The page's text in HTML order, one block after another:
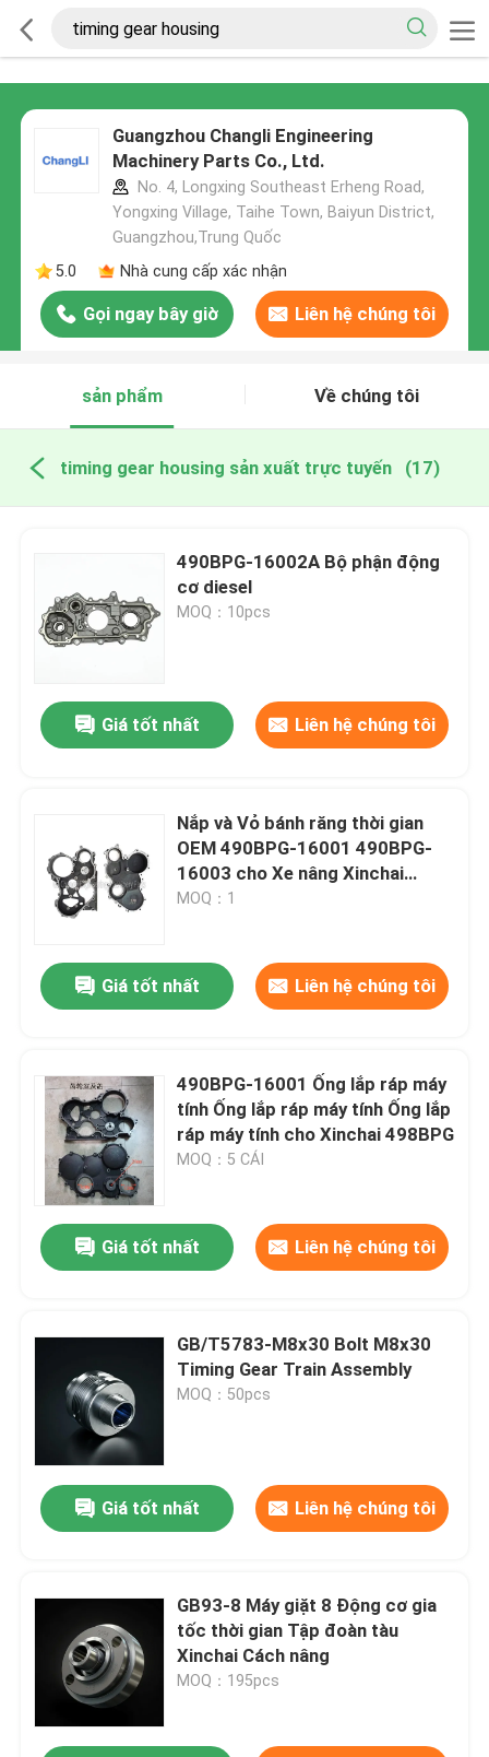
Guangzhou Changli Engineering
Machinery Parts Co., Ltd.
No. 4, Longxing Southeast Erheng Road,
Yongxing Village, Taihe Town, Baiyun District,
Guangzhou,Trung Quốc
5.0
Nhà cung cấp xác nhận
Gọi ngay bây giờ Liên hệ chúng tôi
sản phẩm Về chúng tôi
timing gear housing sản xuất trực tuyến (17)
490BPG-16002A Bộ phận động
cơ diesel
MOQ：10pcs
Giá tốt nhất Liên hệ chúng tôi
Nắp và Vỏ bánh răng thời gian
OEM 490BPG-16001 490BPG-
16003 cho Xe nâng Xinchai
A490BPG 4D27G31
MOQ：1
Giá tốt nhất Liên hệ chúng tôi
490BPG-16001 Ống lắp ráp máy
tính Ống lắp ráp máy tính Ống lắp
ráp máy tính cho Xinchai 498BPG
MOQ：5 CÁI
Giá tốt nhất Liên hệ chúng tôi
GB/T5783-M8x30 Bolt M8x30
Timing Gear Train Assembly
MOQ：50pcs
Giá tốt nhất Liên hệ chúng tôi
GB93-8 Máy giặt 8 Động cơ gia
tốc thời gian Tập đoàn tàu
Xinchai Cách nâng
MOQ：195pcs